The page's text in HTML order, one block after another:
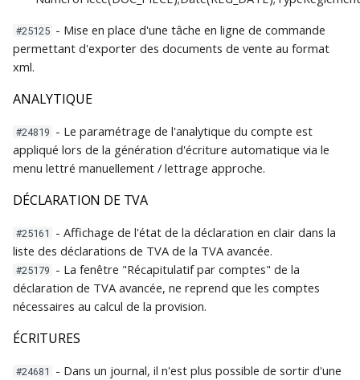
#25125 - Mise en place d'une tâche en ligne de commande
permettant d'exporter des documents de vente au format
xml.
ANALYTIQUE
#24819 - Le paramétrage de l'analytique du compte est
appliqué lors de la génération d'écriture automatique via le
menu lettré manuellement / lettrage approche.
DÉCLARATION DE TVA
#25161
- Affichage de l'état de la déclaration en clair dans la
liste des déclarations de TVA de la TVA avancée.
#25179 - La fenêtre "Récapitulatif par comptes" de la
déclaration de TVA avancée, ne reprend que les comptes
nécessaires au calcul de la provision.
ÉCRITURES
#24681
- Dans un journal, il n'est plus possible de sortir d'une